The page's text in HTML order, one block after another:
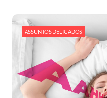
ASSUNTOS DELICADOS